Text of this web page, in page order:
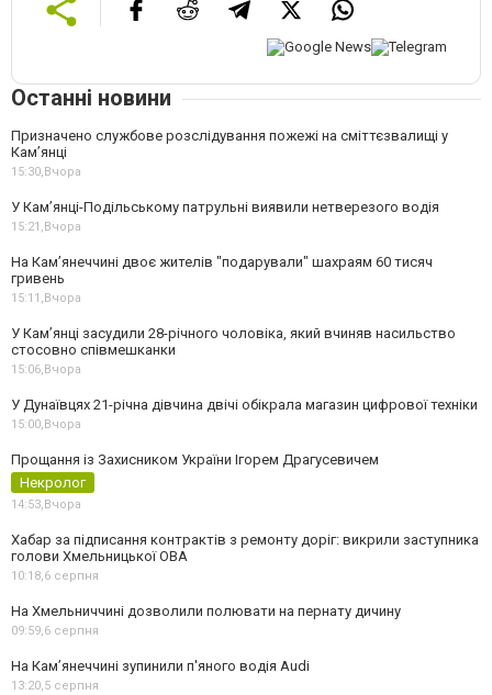
Останні новини
Призначено службове розслідування пожежі на сміттєзвалищі у
Кам’янці
15:30,Вчора
У Кам’янці-Подільському патрульні виявили нетверезого водія
15:21,Вчора
На Камʼянеччині двоє жителів "подарували" шахраям 60 тисяч
гривень
15:11,Вчора
У Камʼянці засудили 28-річного чоловіка, який вчиняв насильство
стосовно співмешканки
15:06,Вчора
У Дунаївцях 21-річна дівчина двічі обікрала магазин цифрової техніки
15:00,Вчора
Прощання із Захисником України Ігорем Драгусевичем
Некролог
14:53,Вчора
Хабар за підписання контрактів з ремонту доріг: викрили заступника
голови Хмельницької ОВА
10:18,6 серпня
На Хмельниччині дозволили полювати на пернату дичину
09:59,6 серпня
На Камʼянеччині зупинили п'яного водія Audi
13:20,5 серпня